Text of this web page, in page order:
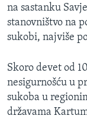
na sastanku
stanovništvo na
sukobi, najviše
Skoro devet od
nesigurnošću u
sukoba u
državama